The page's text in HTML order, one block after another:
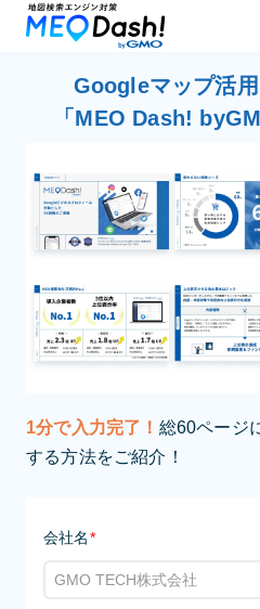
Googleマップ活
「MEO Dash!
1分で入力完了！ 総60ページ
する方法をご紹介！
会社名*